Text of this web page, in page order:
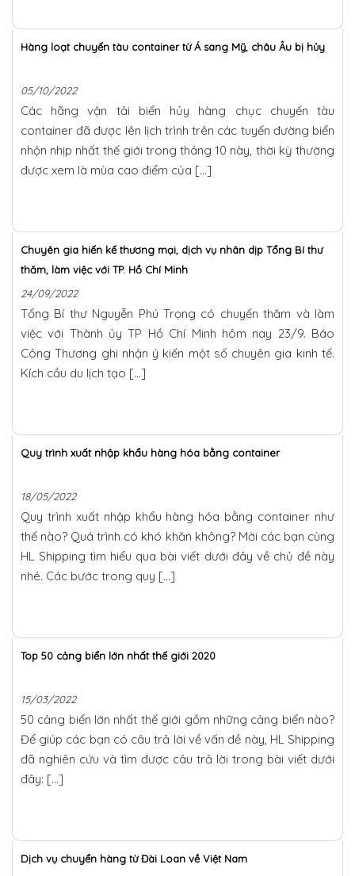
Hàng loạt chuyến tàu container từ Á sang Mỹ, châu Âu bị hủy
05/10/2022
Các hãng vận tải biển hủy hàng chục chuyến tàu
container đã được lên lịch trình trên các tuyến đường biển
nhộn nhịp nhất thế giới trong tháng 10 này, thời kỳ thường
được xem là mùa cao điểm của […]
Chuyên gia hiến kế thương mại, dịch vụ nhân dịp Tổng Bí thư
thăm, làm việc với TP. Hồ Chí Minh
24/09/2022
Tổng Bí thư Nguyễn Phú Trọng có chuyến thăm và làm
việc với Thành ủy TP Hồ Chí Minh hôm nay 23/9. Báo
Công Thương ghi nhận ý kiến một số chuyên gia kinh tế.
Kích cầu du lịch tạo […]
Quy trình xuất nhập khẩu hàng hóa bằng container
18/05/2022
Quy trình xuất nhập khẩu hàng hóa bằng container như
thế nào? Quá trình có khó khăn không? Mời các bạn cùng
HL Shipping tìm hiểu qua bài viết dưới đây về chủ đề này
nhé. Các bước trong quy […]
Top 50 cảng biển lớn nhất thế giới 2020
15/03/2022
50 cảng biển lớn nhất thế giới gồm những cảng biển nào?
Để giúp các bạn có câu trả lời về vấn đề này, HL Shipping
đã nghiên cứu và tìm được câu trả lời trong bài viết dưới
đây: […]
Dịch vụ chuyển hàng từ Đài Loan về Việt Nam